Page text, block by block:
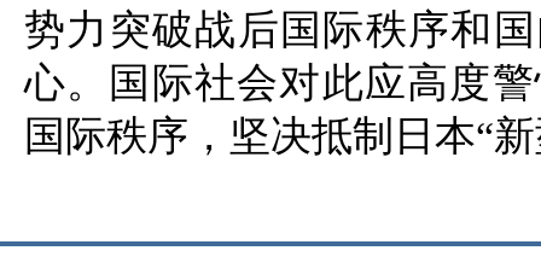
势力突破战后国际秩序和
心。国际社会对此应高度
国际秩序，坚决抵制日本“